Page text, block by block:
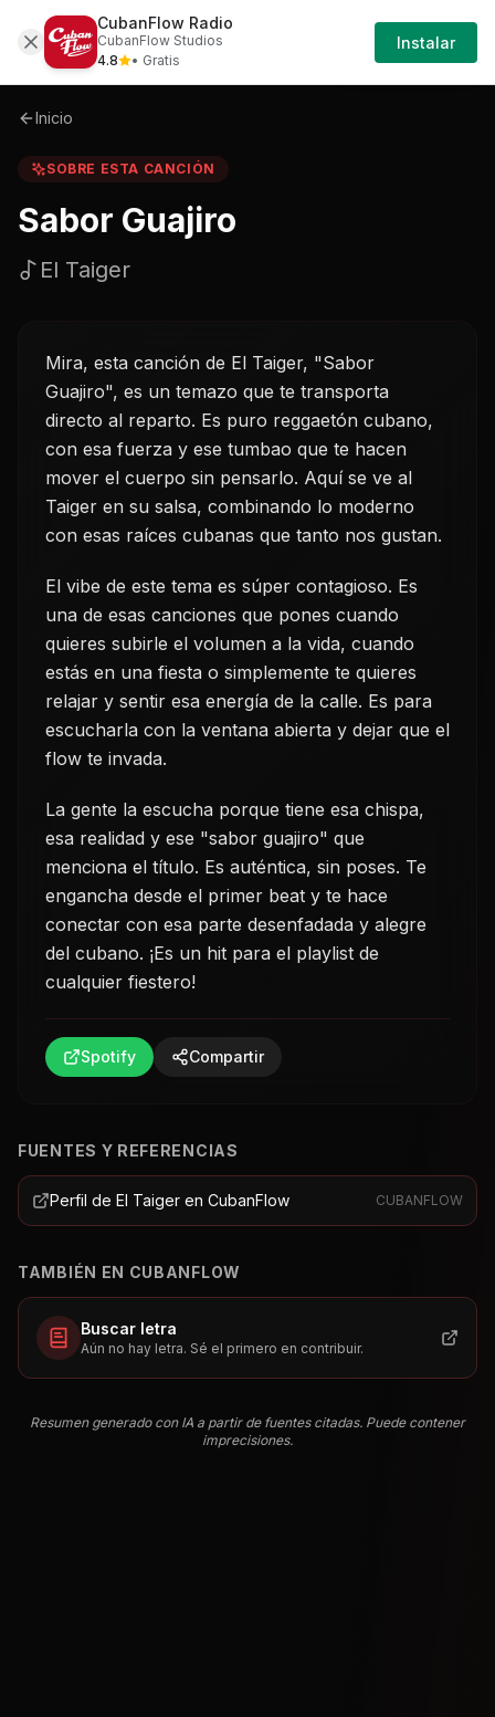
Sobre Sabor-guajiro-el-taiger
Iniciar
Sesión
Inicio
SOBRE ESTA CANCIÓN
Sabor Guajiro
El Taiger
Mira, esta canción de El Taiger, "Sabor
Guajiro", es un temazo que te transporta
directo al reparto. Es puro reggaetón cubano,
con esa fuerza y ese tumbao que te hacen
mover el cuerpo sin pensarlo. Aquí se ve al
Taiger en su salsa, combinando lo moderno
con esas raíces cubanas que tanto nos gustan.
El vibe de este tema es súper contagioso. Es
una de esas canciones que pones cuando
quieres subirle el volumen a la vida, cuando
estás en una fiesta o simplemente te quieres
relajar y sentir esa energía de la calle. Es para
escucharla con la ventana abierta y dejar que el
flow te invada.
La gente la escucha porque tiene esa chispa,
esa realidad y ese "sabor guajiro" que
menciona el título. Es auténtica, sin poses. Te
engancha desde el primer beat y te hace
conectar con esa parte desenfadada y alegre
del cubano. ¡Es un hit para el playlist de
cualquier fiestero!
Spotify Compartir
FUENTES Y REFERENCIAS
Perfil de El Taiger en CubanFlow CUBANFLOW
TAMBIÉN EN CUBANFLOW
Buscar letra
Aún no hay letra. Sé el primero en contribuir.
Resumen generado con IA a partir de fuentes citadas. Puede contener
imprecisiones.
CubanFlow Radio
CubanFlow Studios
4.8
• Gratis
Instalar